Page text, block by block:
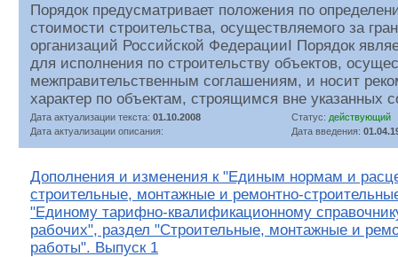
Порядок предусматривает положения по
стоимости строительства, осуществляемого за
организаций Российской ФедерацииI Порядок
для исполнения по строительству объектов,
межправительственным соглашениям, и носит
характер по объектам, строящимся вне указанных
Дата актуализации текста: 01.10.2008 Статус: действующий
Дата актуализации описания:
Дата введения:
Дополнения и изменения к "Единым нормам и
строительные, монтажные и ремонтно-
"Единому тарифно-квалификационному
рабочих", раздел "Строительные, монтажные и
работы". Выпуск 1